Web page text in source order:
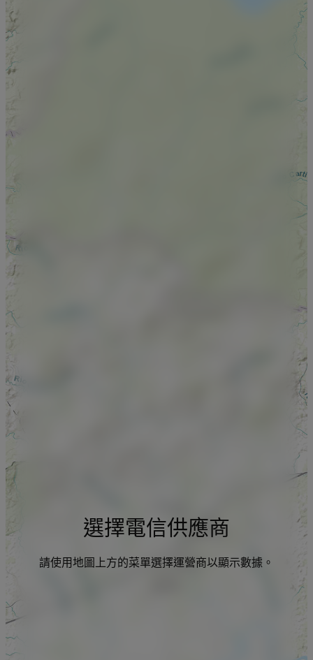
選擇電信供應商
請使用地圖上方的菜單選擇運營商以顯示數據。